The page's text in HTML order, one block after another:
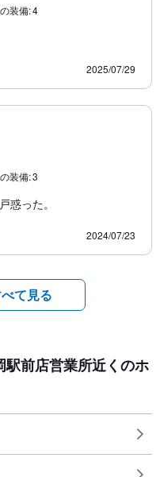
装備:4
2025/07/29
装備:3
惑った。
2024/07/23
て見る
前店営業所近くのホ